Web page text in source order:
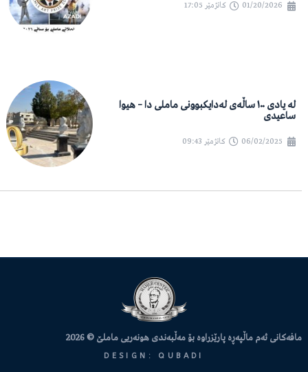
01/20/2026 کاتژمێر 17:05
لە یادی ١٠٠ ساڵەی لەدایکبوونی ماملی دا – هیوا
ساعیدی
06/02/2025 کاتژمێر 09:43
مافەکانی ئەم ماڵپەڕە پارێزراوە بۆ مەڵبەندی هونەریی ماملێ © 2026
DESIGN: QUBADI